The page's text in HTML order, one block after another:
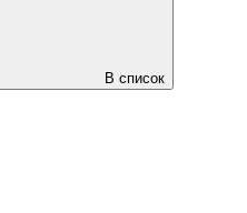
В список